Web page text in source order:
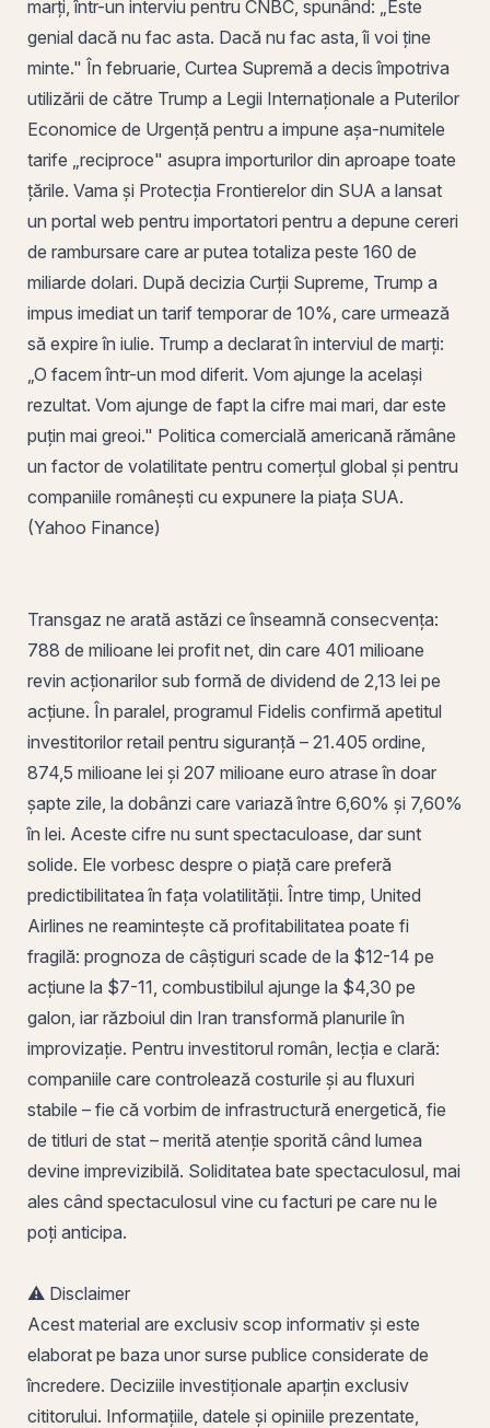
marți, într-un interviu pentru CNBC, spunând: „Este
genial dacă nu fac asta. Dacă nu fac asta, îi voi ține
minte." În februarie, Curtea Supremă a decis împotriva
utilizării de către Trump a Legii Internaționale a Puterilor
Economice de Urgență pentru a impune așa-numitele
tarife „reciproce" asupra importurilor din aproape toate
țările. Vama și Protecția Frontierelor din SUA a lansat
un portal web pentru importatori pentru a depune cereri
de rambursare care ar putea totaliza peste 160 de
miliarde dolari. După decizia Curții Supreme, Trump a
impus imediat un tarif temporar de 10%, care urmează
să expire în iulie. Trump a declarat în interviul de marți:
„O facem într-un mod diferit. Vom ajunge la același
rezultat. Vom ajunge de fapt la cifre mai mari, dar este
puțin mai greoi." Politica comercială americană rămâne
un factor de volatilitate pentru comerțul global și pentru
companiile românești cu expunere la piața SUA.
(Yahoo Finance)
Transgaz ne arată astăzi ce înseamnă consecvența:
788 de milioane lei profit net, din care 401 milioane
revin acționarilor sub formă de dividend de 2,13 lei pe
acțiune. În paralel, programul Fidelis confirmă apetitul
investitorilor retail pentru siguranță – 21.405 ordine,
874,5 milioane lei și 207 milioane euro atrase în doar
șapte zile, la dobânzi care variază între 6,60% și 7,60%
în lei. Aceste cifre nu sunt spectaculoase, dar sunt
solide. Ele vorbesc despre o piață care preferă
predictibilitatea în fața volatilității. Între timp, United
Airlines ne reamintește că profitabilitatea poate fi
fragilă: prognoza de câștiguri scade de la $12-14 pe
acțiune la $7-11, combustibilul ajunge la $4,30 pe
galon, iar războiul din Iran transformă planurile în
improvizație. Pentru investitorul român, lecția e clară:
companiile care controlează costurile și au fluxuri
stabile – fie că vorbim de infrastructură energetică, fie
de titluri de stat – merită atenție sporită când lumea
devine imprevizibilă. Soliditatea bate spectaculosul, mai
ales când spectaculosul vine cu facturi pe care nu le
poți anticipa.
⚠️ Disclaimer
Acest material are exclusiv scop informativ și este
elaborat pe baza unor surse publice considerate de
încredere. Deciziile investiționale aparțin exclusiv
cititorului. Informațiile, datele și opiniile prezentate,